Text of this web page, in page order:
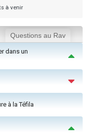
à venir
Questions au Rav
dans un
à la Téfila